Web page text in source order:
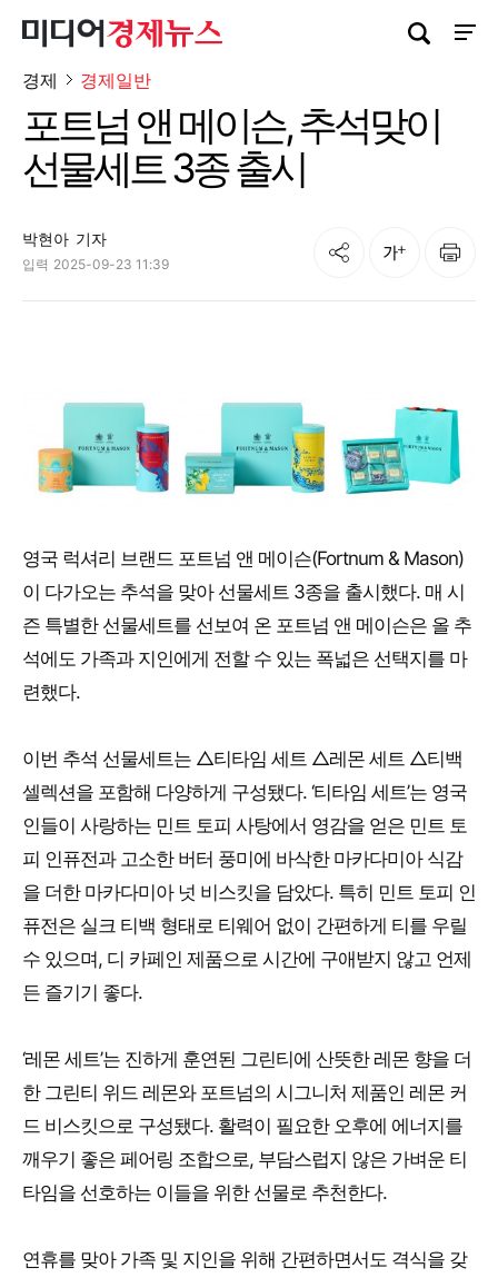
사이
검색창 열기
경제 경제일반
포트넘 앤 메이슨, 추석맞이
선물세트 3종 출시
박현아 기자
입력 2025-09-23 11:39
공유 글자크기 인쇄
영국 럭셔리 브랜드 포트넘 앤 메이슨(Fortnum & Mason)
이 다가오는 추석을 맞아 선물세트 3종을 출시했다. 매 시
즌 특별한 선물세트를 선보여 온 포트넘 앤 메이슨은 올 추
석에도 가족과 지인에게 전할 수 있는 폭넓은 선택지를 마
련했다.
이번 추석 선물세트는 △티타임 세트 △레몬 세트 △티백
셀렉션을 포함해 다양하게 구성됐다. ‘티타임 세트’는 영국
인들이 사랑하는 민트 토피 사탕에서 영감을 얻은 민트 토
피 인퓨전과 고소한 버터 풍미에 바삭한 마카다미아 식감
을 더한 마카다미아 넛 비스킷을 담았다. 특히 민트 토피 인
퓨전은 실크 티백 형태로 티웨어 없이 간편하게 티를 우릴
수 있으며, 디 카페인 제품으로 시간에 구애받지 않고 언제
든 즐기기 좋다.
‘레몬 세트’는 진하게 훈연된 그린티에 산뜻한 레몬 향을 더
한 그린티 위드 레몬와 포트넘의 시그니처 제품인 레몬 커
드 비스킷으로 구성됐다. 활력이 필요한 오후에 에너지를
깨우기 좋은 페어링 조합으로, 부담스럽지 않은 가벼운 티
타임을 선호하는 이들을 위한 선물로 추천한다.
연휴를 맞아 가족 및 지인을 위해 간편하면서도 격식을 갖